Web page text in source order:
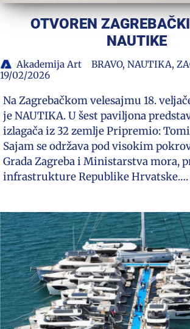
OTVOREN
NAUTIKE
Akademija Art BRAVO, NAUTIKA,
19/02/2026
Na Zagrebačkom velesajmu 18.
je NAUTIKA. U šest paviljona
izlagača iz 32 zemlje Pripremio:
Sajam se održava pod visokim
Grada Zagreba i Ministarstva mora,
infrastrukture Republike Hrvatske.…